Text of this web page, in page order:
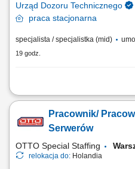
Urząd Dozoru Technicznego
praca stacjonarna
specjalista / specjalistka (mid)
19 godz.
Do Twoich zadań należeć będzie:
organizacyjnych UDT. Tworzenie
budowlane. Udział w odbiorach
Pracownik/
Serwerów
OTTO Special Staffing
relokacja do: Holandia